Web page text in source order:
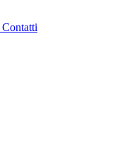
Contatti